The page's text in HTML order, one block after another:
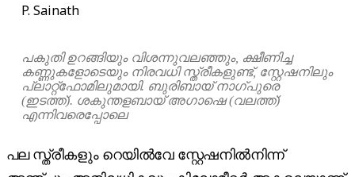
P. Sainath
പകുതി ഉറങ്ങിയും വിശന്നുവലഞ്ഞും, ക്ഷീണിച്ച
കണ്ണുകളോടെയും നിരവധി സ്ത്രീകളുണ്ട്, സ്റ്റേഷനിലും
പ്ലാറ്റ്ഫോമിലുമായി. ബുരിബായ് നാഗ്പുരെ
(ഇടത്ത്). ശകുന്തളബായ് അഗാഷെ (വലത്ത്)
എന്നിവരെപ്പോലെ
പല സ്ത്രീകളും റെയിൽ‌വേ സ്റ്റേഷനിൽനിന്ന്